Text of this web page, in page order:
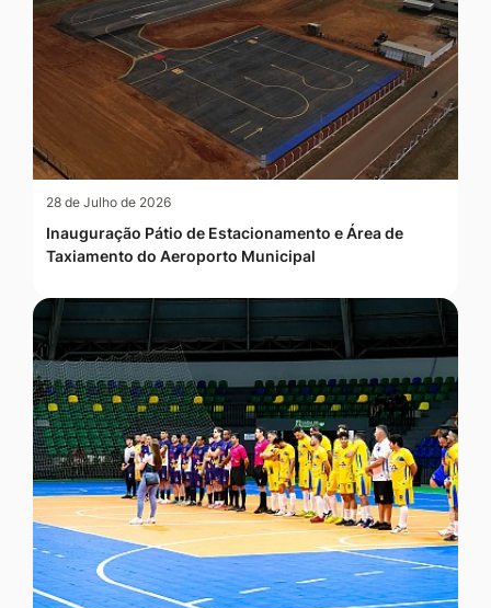
28 de Julho de 2026
Inauguração Pátio de Estacionamento e Área de
Taxiamento do Aeroporto Municipal